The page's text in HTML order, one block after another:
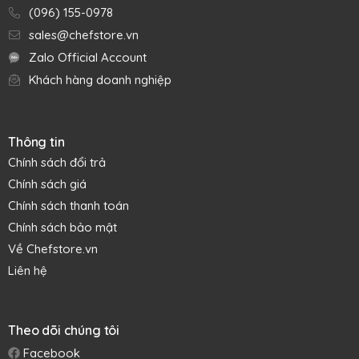
"Độ chính xác chưa từng có" cho các dụng cụ đo lường
lường có độ chính xác cao, phương châm của Taylor là “Độ
chính xác là trên hết”. Cho đến nay, các sản phẩm của hãng
(096) 155-0978
sales@chefstore.vn
Zalo Official Account
Khách hàng doanh nghiệp
Thông tin
Chính sách đổi trả
Chính sách giá
Chính sách thanh toán
Chính sách bảo mật
Về Chefstore.vn
Liên hệ
Theo dõi chúng tôi
Facebook